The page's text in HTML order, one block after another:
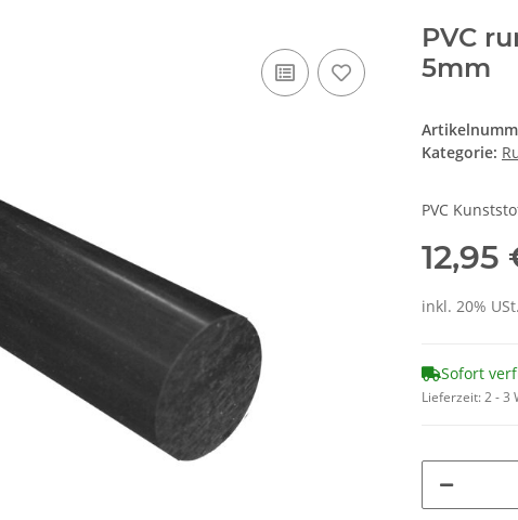
PVC
5mm
Kategorie:
PVC
12,95
inkl. 20%
Sofort
Lieferzeit:2 - 3